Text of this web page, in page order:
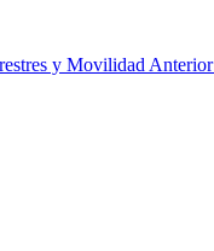
y Movilidad Anterior